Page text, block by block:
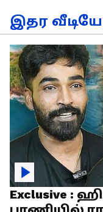
இதர
Exclusive :